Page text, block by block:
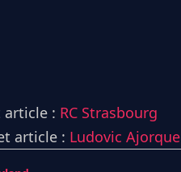
article : RC Strasbourg
article : Ludovic Ajorque